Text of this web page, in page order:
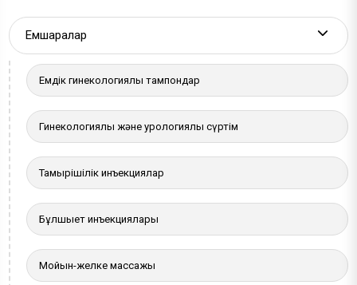
Емшаралар More
Емдік гинекологиялық тампондар
Гинекологиялық және урологиялық сүртім
Тамырішілік инъекциялар
Бұлшықет инъекциялары
Мойын-желке массажы